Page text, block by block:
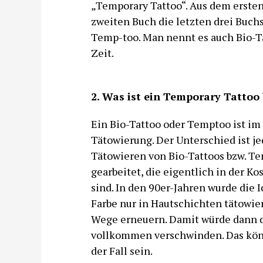
„Temporary Tattoo“. Aus dem
zweiten Buch die letzten drei
Temp-too. Man nennt es auch Bio-
Zeit.
2. Was ist ein Temporary Tattoo
Ein Bio-Tattoo oder Temptoo ist
Tätowierung. Der Unterschied ist
Tätowieren von Bio-Tattoos bzw.
gearbeitet, die eigentlich in der
sind. In den 90er-Jahren wurde
Farbe nur in Hautschichten
Wege erneuern. Damit würde dann
vollkommen verschwinden. Das
der Fall sein.